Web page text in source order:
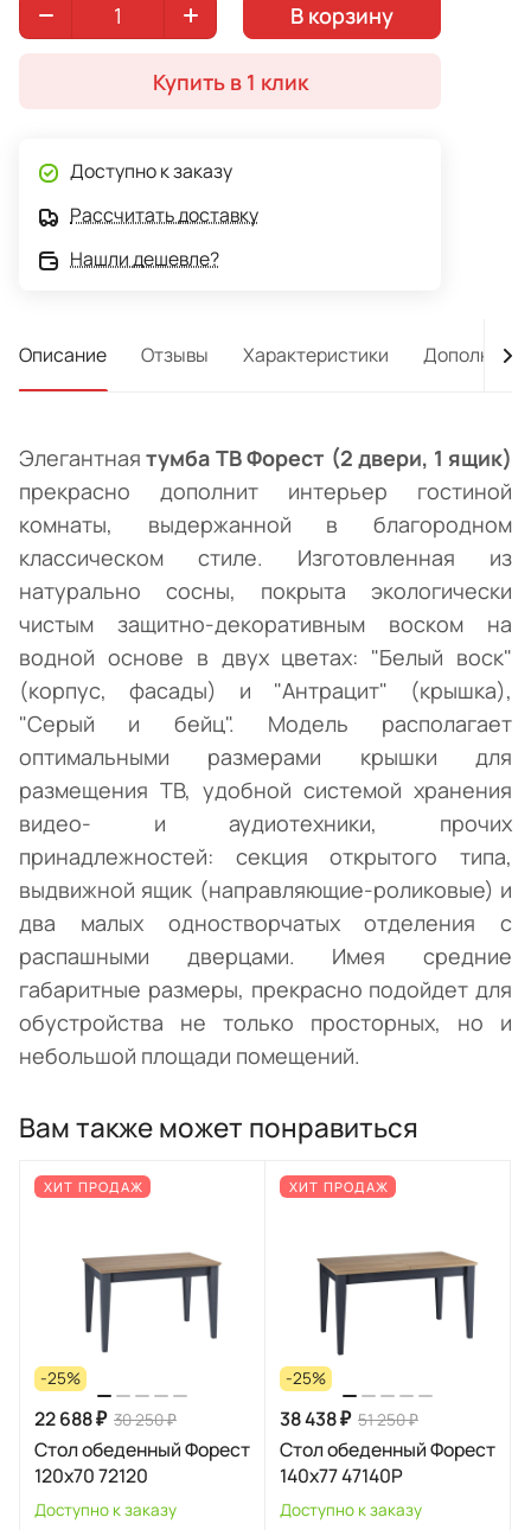
В корзину
Купить в 1 клик
Доступно к заказу
Рассчитать доставку
Нашли дешевле?
Описание Отзывы Характеристики
Элегантнаятумба ТВ Форест (2 двери, 1 ящик)
прекрасно дополнит интерьер гостиной
комнаты, выдержанной в благородном
классическом стиле. Изготовленная из
натурально сосны, покрыта экологически
чистым защитно-декоративным воском на
водной основе в двух цветах: "Белый воск"
(корпус, фасады) и "Антрацит" (крышка),
"Серый и бейц". Модель располагает
оптимальными размерами крышки для
размещения ТВ, удобной системой хранения
видео- и аудиотехники, прочих
принадлежностей: секция открытого типа,
выдвижной ящик (направляющие-роликовые) и
два малых одностворчатых отделения с
распашными дверцами. Имея средние
габаритные размеры, прекрасно подойдет для
обустройства не только просторных, но и
небольшой площади помещений.
Вам также может понравиться
ХИТ ПРОДАЖ
-25%
22 688 ₽ 30 250 ₽
Стол обеденный Форест
120х70 72120
Доступно к заказу
ХИТ ПРОДАЖ
-25%
38 438 ₽ 51 250 ₽
Стол обеденный Форест
140х77 47140Р
Доступно к заказу